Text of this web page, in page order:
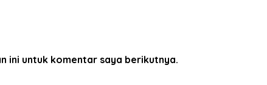
ini untuk komentar saya berikutnya.